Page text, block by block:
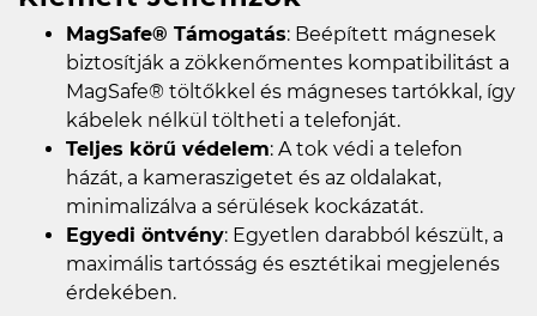
MagSafe® Támogatás: Beépített mágnesek
biztosítják a zökkenőmentes kompatibilitást a
MagSafe® töltőkkel és mágneses tartókkal, így
kábelek nélkül töltheti a telefonját.
Teljes körű védelem: A tok védi a telefon
házát, a kameraszigetet és az oldalakat,
minimalizálva a sérülések kockázatát.
Egyedi öntvény: Egyetlen darabból készült, a
maximális tartósság és esztétikai megjelenés
érdekében.